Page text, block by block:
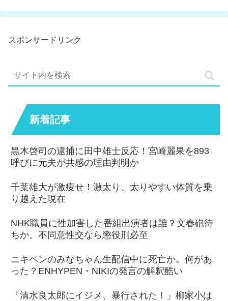
スポンサードリンク
新着記事
黒木啓司の逮捕に田中雄士反応！宮崎麗果を893
呼びに元夫が共感の理由判明か
千葉雄大が激痩せ！激太り、太りやすい体質を乗
り越えた現在
NHK職員に性加害した番組出演者は誰？文春砲待
ちか。不同意性交なら懲役刑必至
ニキペンのみなちゃん生配信中に死亡か。何があ
った？ENHYPEN・NIKIの発言の解釈酷い
「清水良太郎にイジメ、暴行された！」柳家小は